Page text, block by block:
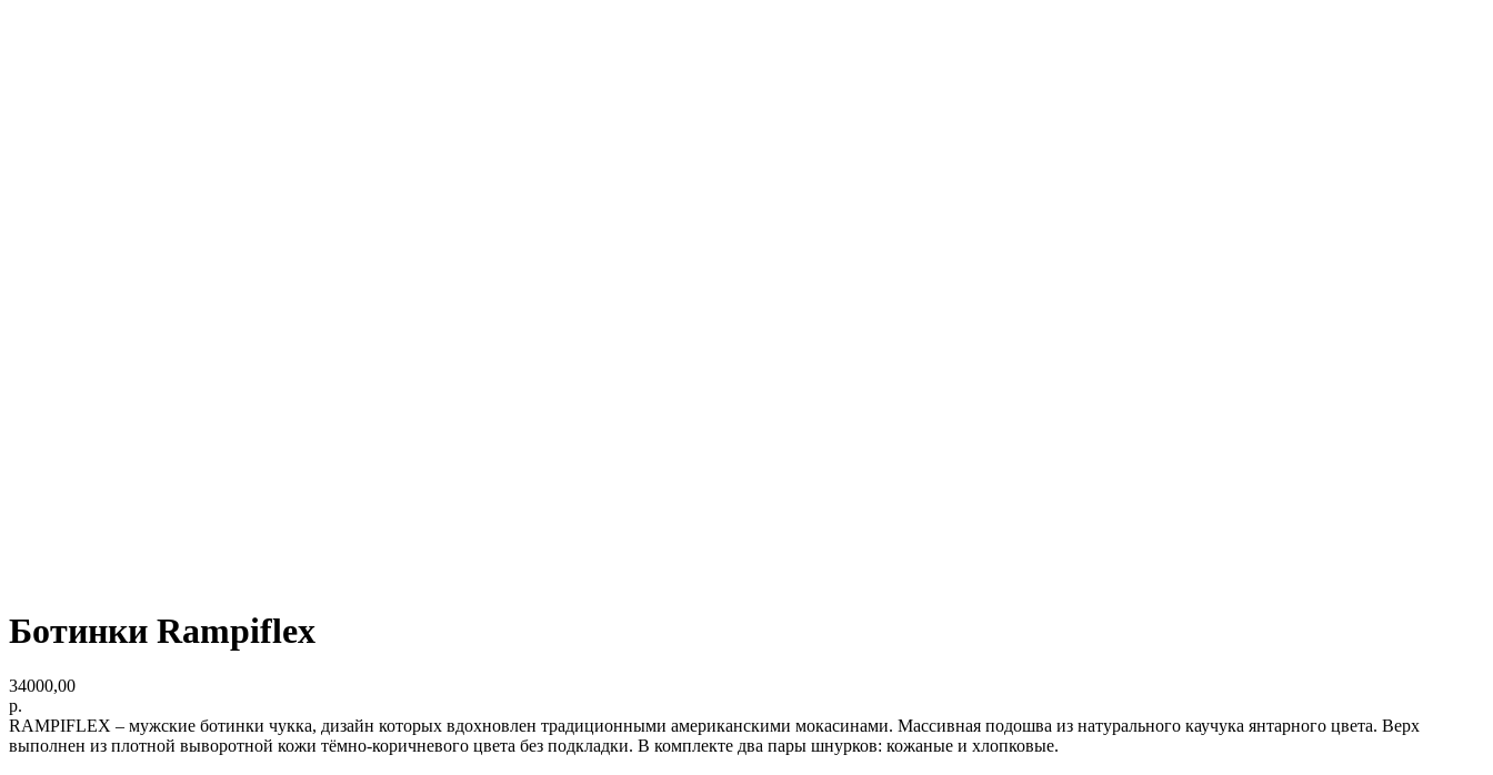
Ботинки Rampiflex
34000,00
р.
RAMPIFLEX – мужские ботинки чукка, дизайн которых вдохновлен традиционными американскими мокасинами. Массивная подошва из натурального каучука янтарного цвета. Верх
выполнен из плотной выворотной кожи тёмно-коричневого цвета без подкладки. В комплекте два пары шнурков: кожаные и хлопковые.